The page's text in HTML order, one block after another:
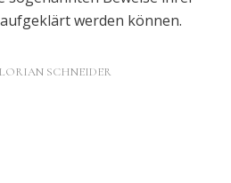
werden können.
SCHNEIDER